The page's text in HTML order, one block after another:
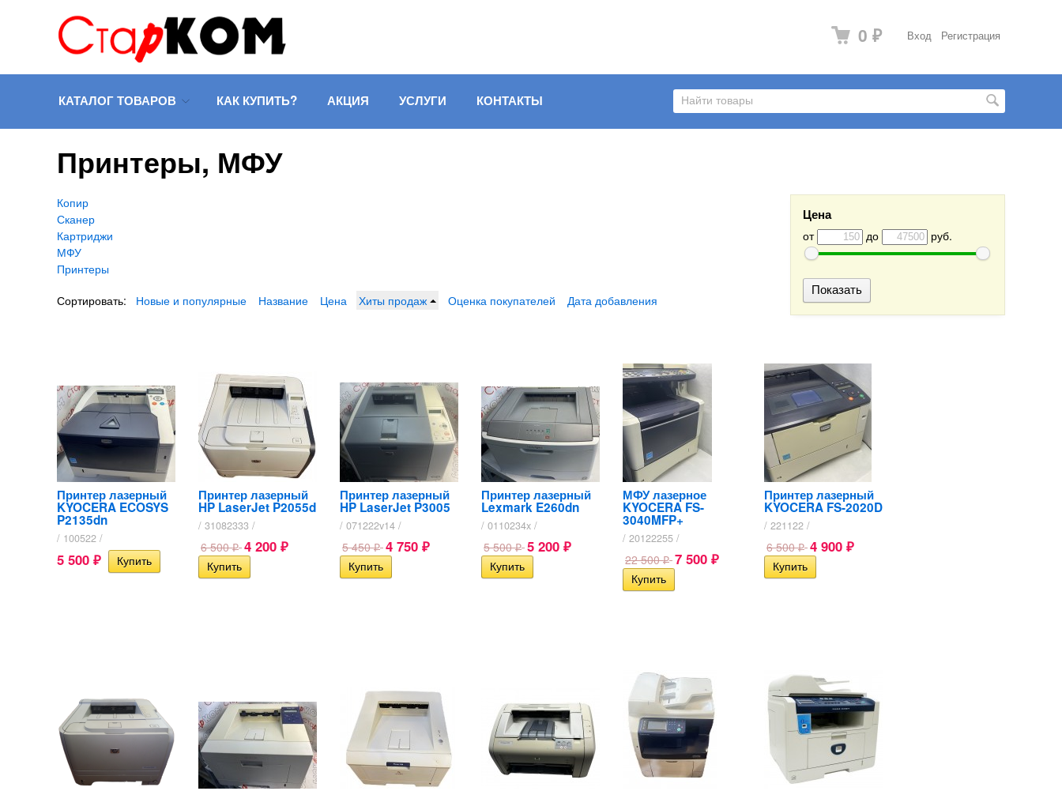
Вход Регистрация
0 ₽
КАТАЛОГ ТОВАРОВ КАК КУПИТЬ? АКЦИЯ УСЛУГИ КОНТАКТЫ
Принтеры, МФУ
Цена
от до руб.
Копир
Сканер
Картриджи
МФУ
Принтеры
Сортировать:
Новые и популярные Название Цена Хиты продаж Оценка покупателей Дата добавления
Принтер лазерный
KYOCERA ECOSYS
P2135dn
/ 100522 /
5 500 ₽
Принтер лазерный
HP LaserJet P2055d
/ 31082333 /
6 500₽ 4 200 ₽
Принтер лазерный
HP LaserJet P3005
/ 071222v14 /
5 450₽ 4 750 ₽
Принтер лазерный
Lexmark E260dn
/ 0110234x /
5 500₽ 5 200 ₽
МФУ лазерное
KYOCERA FS-
3040MFP+
/ 20122255 /
22 500₽ 7 500 ₽
Принтер лазерный
KYOCERA FS-2020D
/ 221122 /
6 500₽ 4 900 ₽